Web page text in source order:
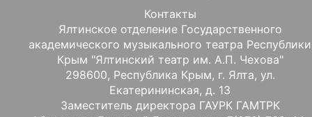
Контакты
Ялтинское отделение Государственного
академического музыкального театра Республики
Крым "Ялтинский театр им. А.П. Чехова"
298600, Республика Крым, г. Ялта, ул.
Екатерининская, д. 13
Заместитель директора ГАУРК ГАМТРК